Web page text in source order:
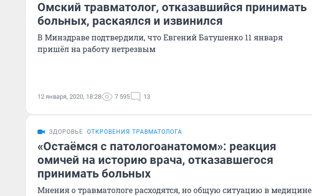
Омский травматолог, отказавшийся принимать
больных, раскаялся и извинился
В Минздраве подтвердили, что Евгений Батушенко 11 января
пришёл на работу нетрезвым
12 января, 2020, 18:28 7 595 13
ЗДОРОВЬЕ ОТКРОВЕНИЯ ТРАВМАТОЛОГА
«Остаёмся с патологоанатомом»: реакция
омичей на историю врача, отказавшегося
принимать больных
Мнения о травматологе расходятся, но общую ситуацию в медицине